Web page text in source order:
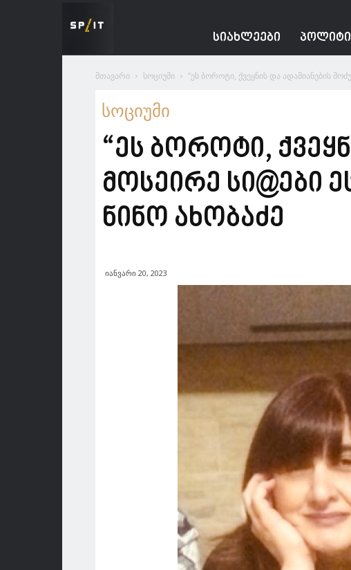
ᲡᲘᲐᲮᲚᲔᲔᲑᲘ
მთავარი სოციუმი “ეს ბოროტი, ქვეყნის და ადამიანების
სოციუმი
“ეს ბოროტი,
მოსეირე სი@ები
ნინო ახობაძე
იანვარი 20, 2023